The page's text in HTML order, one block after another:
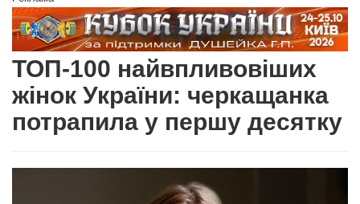
ТОП-100 найвпливовіших
жінок України: черкащанка
потрапила у першу десятку